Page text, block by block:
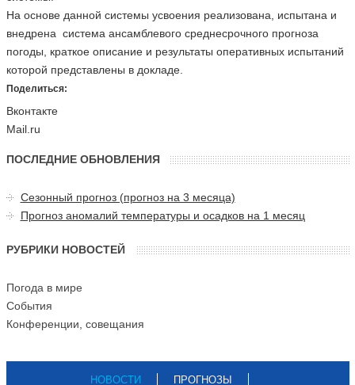
На основе данной системы усвоения реализована, испытана и
внедрена система ансамблевого среднесрочного прогноза
погоды, краткое описание и результаты оперативных испытаний
которой представлены в докладе.
Поделиться:
Вконтакте
Mail.ru
ПОСЛЕДНИЕ ОБНОВЛЕНИЯ
Сезонный прогноз (прогноз на 3 месяца)
Прогноз аномалий температуры и осадков на 1 месяц
РУБРИКИ НОВОСТЕЙ
Погода в мире
События
Конференции, совещания
НОВОСТИ ПРОГНОЗЫ